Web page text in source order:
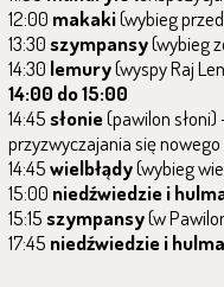
12:00 makaki(wybieg
13:30szympansy(wybieg
14:30 lemury(wyspy Raj
14:00 do 15:00
14:45słonie(pawilon
przyzwyczajania się
14:45wielbłądy(wybieg
15:00 niedźwiedzie i
15:15szympansy(w
17:45 niedźwiedzie i